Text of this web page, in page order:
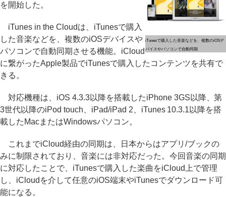
iTunesで購入した音楽などを、複数のiOSデ
バイスやパソコンで自動同期
を開始した。
iTunes in the Cloudは、iTunesで購入
した音楽などを、複数のiOSデバイスや
パソコンで自動同期させる機能。iCloud
に繋がったApple製品でiTunesで購入したコンテンツを共有で
きる。
対応機種は、iOS 4.3.3以降を搭載したiPhone 3GS以降、第
3世代以降のiPod touch、iPad/iPad 2、iTunes 10.3.1以降を搭
載したMacまたはWindowsパソコン。
これまでiCloud経由の同期は、日本からはアプリ/ブックの
みに制限されており、音楽には非対応だった。今回音楽の同期
に対応したことで、iTunesで購入した楽曲をiCloud上で管理
し、iCloudを介して任意のiOS端末やiTunesでダウンロード可
能になる。